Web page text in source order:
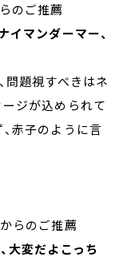
のご推薦
イマンダーマー、
問題視すべきはネ
ジが込められて
赤子のように言
らのご推薦
大変だよこっち